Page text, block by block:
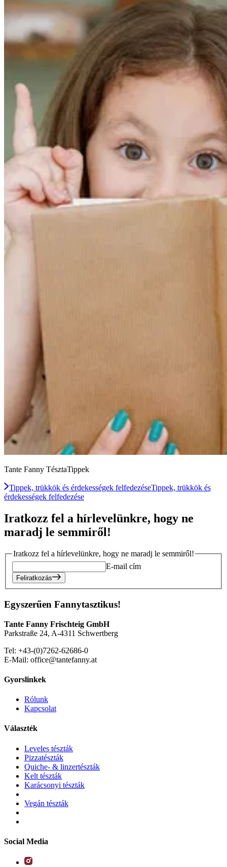
Tante Fanny TésztaTippek
Tippek, trükkök és érdekességek felfedezéseTippek, trükkök és
érdekességek felfedezése
Iratkozz fel a hírlevelünkre, hogy ne
maradj le semmiről!
Iratkozz fel a hírlevelünkre, hogy ne maradj le semmiről!
E-mail cím
Feliratkozás
Egyszerűen Fannytasztikus!
Tante Fanny Frischteig GmbH
Parkstraße 24, A-4311 Schwertberg
Tel: +43-(0)7262-62686-0
E-Mail: office@tantefanny.at
Gyorslinkek
Rólunk
Kapcsolat
Választék
Leveles tészták
Pizzatészták
Quiche- & linzertészták
Kelt tészták
Karácsonyi tészták
Vegán tészták
Social Media